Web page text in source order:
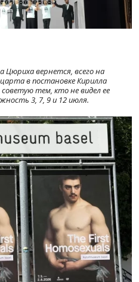
Цюриха вернется, всего на
в постановке Кирилла
тем, кто не видел ее
3, 7, 9 и 12 июля.